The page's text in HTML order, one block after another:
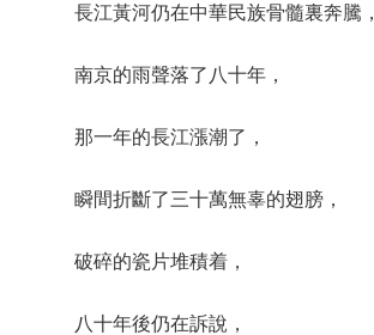
長江黃河仍在中華民族骨髓裏奔騰，
南京的雨聲落了八十年，
那一年的長江漲潮了，
瞬間折斷了三十萬無辜的翅膀，
破碎的瓷片堆積着，
八十年後仍在訴說，